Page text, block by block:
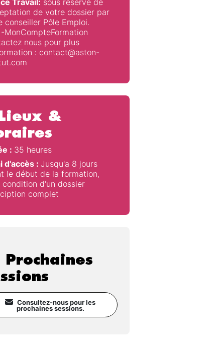
Travail: sous réserve de
de votre dossier par
conseiller Pôle Emploi.
-MonCompteFormation
nous pour plus
: contact@aston-
&
: 35 heures
d'accès : Jusqu'a 8 jours
le début de la formation,
condition d'un dossier
complet
Prochaines
Consultez-nous pour les
prochaines sessions.